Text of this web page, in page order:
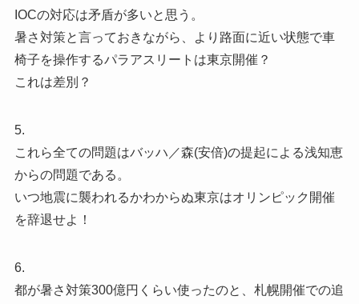
IOCの対応は矛盾が多いと思う。
暑さ対策と言っておきながら、より路面に近い状態で車
椅子を操作するパラアスリートは東京開催？
これは差別？
5.
これら全ての問題はバッハ／森(安倍)の提起による浅知恵
からの問題である。
いつ地震に襲われるかわからぬ東京はオリンピック開催
を辞退せよ！
6.
都が暑さ対策300億円くらい使ったのと、札幌開催での追